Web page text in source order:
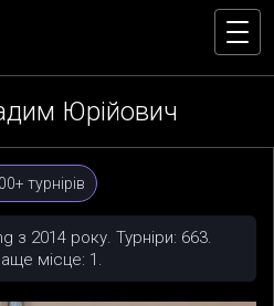
Юрійович
турнірів
з 2014 року. Турніри: 663.
місце: 1.